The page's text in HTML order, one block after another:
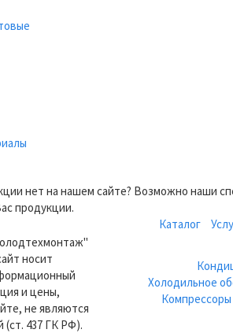
нет на нашем сайте? Возможно наши
продукции.
носит
и цены,
не являются
437 ГК РФ).
Каталог
Холодильное